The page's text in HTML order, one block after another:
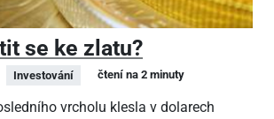
se ke zlatu?
Investování čtení na 2 minuty
vrcholu klesla v dolarech